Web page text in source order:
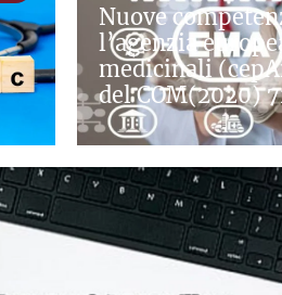
Nuove
l’agenzia
medicinali
del COM(2020)